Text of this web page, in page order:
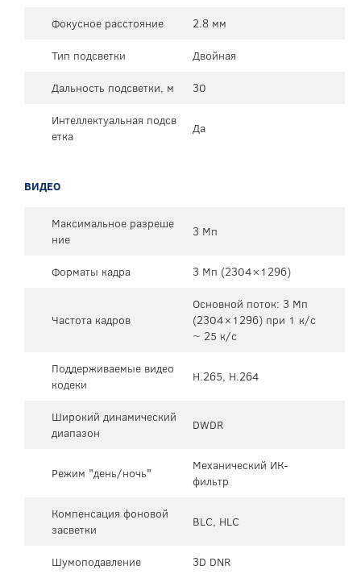
Фокусное расстояние
2.8 мм
Тип подсветки
Двойная
Дальность подсветки, м
30
Интеллектуальная подсв
етка
Да
ВИДЕО
Максимальное разреше
ние
3 Мп
Форматы кадра 3 Мп (2304×1296)
Частота кадров
Основной поток: 3 Мп
(2304×1296) при 1 к/с
~ 25 к/с
Поддерживаемые видео
кодеки
H.265, H.264
Широкий динамический
диапазон
DWDR
Режим "день/ночь"
Механический ИК-
фильтр
Компенсация фоновой
засветки
BLC, HLC
Шумоподавление 3D DNR